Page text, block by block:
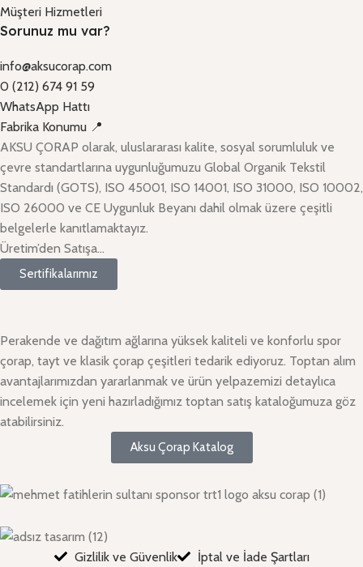
Müşteri Hizmetleri
Sorunuz mu var?
info@aksucorap.com
0 (212) 674 91 59
WhatsApp Hattı
Fabrika Konumu 📍
AKSU ÇORAP olarak, uluslararası kalite, sosyal sorumluluk ve
çevre standartlarına uygunluğumuzu Global Organik Tekstil
Standardı (GOTS), ISO 45001, ISO 14001, ISO 31000, ISO 10002,
ISO 26000 ve CE Uygunluk Beyanı dahil olmak üzere çeşitli
belgelerle kanıtlamaktayız.
Üretim’den Satışa…
Sertifikalarımız
Perakende ve dağıtım ağlarına yüksek kaliteli ve konforlu spor
çorap, tayt ve klasik çorap çeşitleri tedarik ediyoruz. Toptan alım
avantajlarımızdan yararlanmak ve ürün yelpazemizi detaylıca
incelemek için yeni hazırladığımız toptan satış kataloğumuza göz
atabilirsiniz.
Aksu Çorap Katalog
Gizlilik ve Güvenlik İptal ve İade Şartları